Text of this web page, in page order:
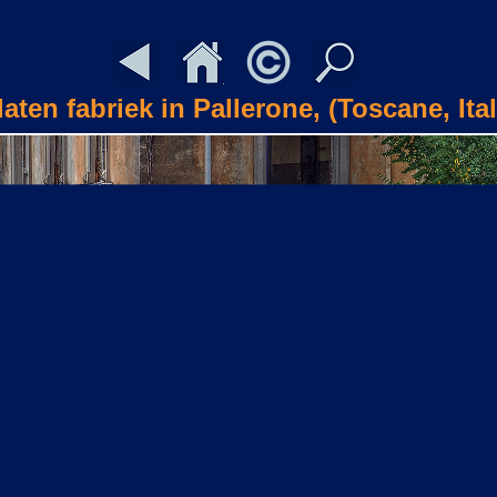
fabriek in Pallerone, (Toscane,